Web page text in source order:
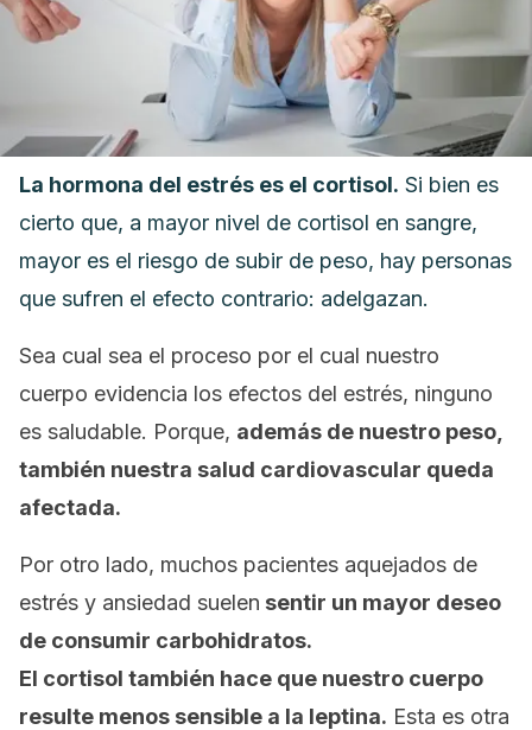
La hormona del estrés es el cortisol. Si bien es
cierto que, a mayor nivel de cortisol en sangre,
mayor es el riesgo de subir de peso, hay personas
que sufren el efecto contrario: adelgazan.
Sea cual sea el proceso por el cual nuestro
cuerpo evidencia los efectos del estrés, ninguno
es saludable. Porque, además de nuestro peso,
también nuestra salud cardiovascular queda
afectada.
Por otro lado, muchos pacientes aquejados de
estrés y ansiedad suelen sentir un mayor deseo
de consumir carbohidratos.
El cortisol también hace que nuestro cuerpo
resulte menos sensible a la leptina. Esta es otra